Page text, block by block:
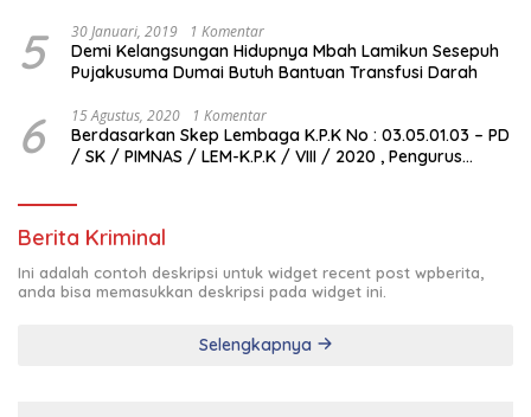
5 30 Januari, 2019 1 Komentar
Demi Kelangsungan Hidupnya Mbah Lamikun Sesepuh
Pujakusuma Dumai Butuh Bantuan Transfusi Darah
6 15 Agustus, 2020 1 Komentar
Berdasarkan Skep Lembaga K.P.K No : 03.05.01.03 – PD
/ SK / PIMNAS / LEM-K.P.K / VIII / 2020 , Pengurus
Berita Kriminal
Ini adalah contoh deskripsi untuk widget recent post wpberita,
anda bisa memasukkan deskripsi pada widget ini.
Selengkapnya